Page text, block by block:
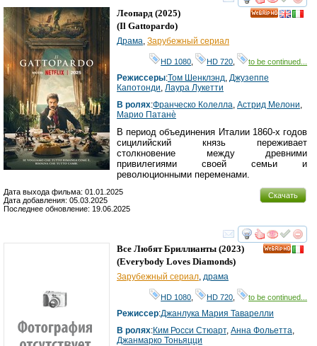
смотреть
Леопард (2025)
(Il Gattopardo)
Драма Зарубежный сериал
HD 1080 HD 720 to be continued...
Режиссеры:Том Шенклэнд Джузеппе
Капотонди Лаура Лукетти
В ролях:Франческо Колелла Астрид Мелони
Марио Патанè
В период объединения Италии 1860-х годов
сицилийский князь переживает
столкновение между древними
привилегиями своей семьи и
революционными переменами.
Скачать
Дата выхода фильма: 01.01.2025
Дата добавления: 05.03.2025
Последнее обновление: 19.06.2025
смотреть
Все Любят Бриллианты (2023)
(Everybody Loves Diamonds)
Зарубежный сериал драма
HD 1080 HD 720 to be continued...
Режиссер:Джанлука Мария Таварелли
В ролях:Ким Росси Стюарт, Анна Фольетта
Джанмарко Тоньяцци